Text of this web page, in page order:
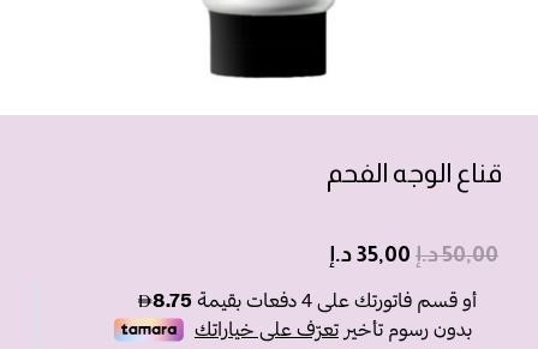
قناع الوجه الفحم
50,00د.إ 35,00 د.إ